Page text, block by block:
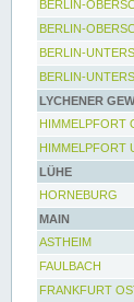
BERLIN-
BERLIN-
BERLIN-
BERLIN-
LYCHENER
HIMMELPFORT
HIMMELPFORT
LÜHE
HORNEBURG
MAIN
ASTHEIM
FAULBACH
FRANKFURT